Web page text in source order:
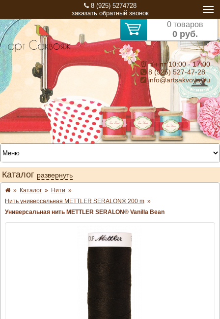
8 (925) 5274728
заказать обратный звонок
0 товаров
0 руб.
⏰ пн-пт 10:00 - 17:00
8 (925) 527-47-28
info@artsakvoyaj.ru
Каталог развернуть
» Каталог » Нити »
Нить универсальная METTLER SERALON® 200 m »
Универсальная нить METTLER SERALON® Vanilla Bean